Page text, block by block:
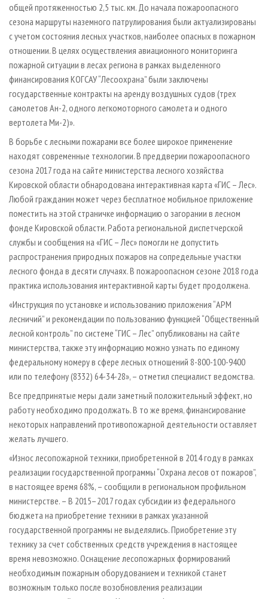
общей протяженностью 2,5 тыс. км. До начала пожароопасного
сезона маршруты наземного патрулирования были актуализированы
с учетом состояния лесных участков, наиболее опасных в пожарном
отношении. В целях осуществления авиационного мониторинга
пожарной ситуации в лесах региона в рамках выделенного
финансирования КОГСАУ “Лесоохрана” были заключены
государственные контракты на аренду воздушных судов (трех
самолетов Ан-2, одного легкомоторного самолета и одного
вертолета Ми-2)».
В борьбе с лесными пожарами все более широкое применение
находят современные технологии. В преддверии пожароопасного
сезона 2017 года на сайте министерства лесного хозяйства
Кировской области обнародована интерактивная карта «ГИС – Лес».
Любой гражданин может через бесплатное мобильное приложение
поместить на этой страничке информацию о загорании в лесном
фонде Кировской области. Работа региональной диспетчерской
службы и сообщения на «ГИС – Лес» помогли не допустить
распространения природных пожаров на сопредельные участки
лесного фонда в десяти случаях. В пожароопасном сезоне 2018 года
практика использования интерактивной карты будет продолжена.
«Инструкция по установке и использованию приложения “АРМ
лесничий” и рекомендации по пользованию функцией “Общественный
лесной контроль” по системе “ГИС – Лес” опубликованы на сайте
министерства, также эту информацию можно узнать по единому
федеральному номеру в сфере лесных отношений 8-800-100-9400
или по телефону (8332) 64-34-28», – отметил специалист ведомства.
Все предпринятые меры дали заметный положительный эффект, но
работу необходимо продолжать. В то же время, финансирование
некоторых направлений противопожарной деятельности оставляет
желать лучшего.
«Износ лесопожарной техники, приобретенной в 2014 году в рамках
реализации государственной программы “Охрана лесов от пожаров”,
в настоящее время 68%, – сообщили в региональном профильном
министерстве. – В 2015–2017 годах субсидии из федерального
бюджета на приобретение техники в рамках указанной
государственной программы не выделялись. Приобретение эту
технику за счет собственных средств учреждения в настоящее
время невозможно. Оснащение лесопожарных формирований
необходимым пожарным оборудованием и техникой станет
возможным только после возобновления реализации